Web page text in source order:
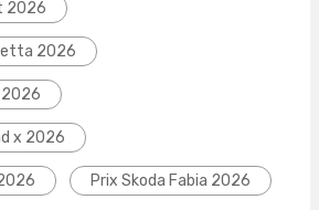
2026
2026
2026
x 2026
Prix Skoda Fabia 2026